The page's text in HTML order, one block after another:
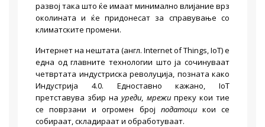
развој така што ќе имаат минимално влијание врз
околината и ќе придонесат за справување со
климатските промени.
Интернет на нештата (англ. Internet of Things, IoT) е
една од главните технологии што ја сочинуваат
четвртата индустриска револуција, позната како
Индустрија 4.0. Едноставно кажано, IoT
претставува збир науреди, мрежи преку кои тие
се поврзани и огромен број податоци кои се
собираат, складираат и обработуваат.